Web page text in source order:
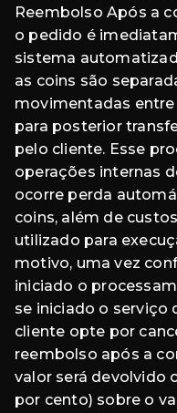
Reembolso Após a
o pedido é
sistema
as coins são
movimentadas
para posterior
pelo cliente. Esse
operações internas
ocorre perda
coins, além de
utilizado para
motivo, uma vez
iniciado o
se iniciado o serviço
cliente opte por
reembolso após a
valor será devolvido
por cento) sobre o